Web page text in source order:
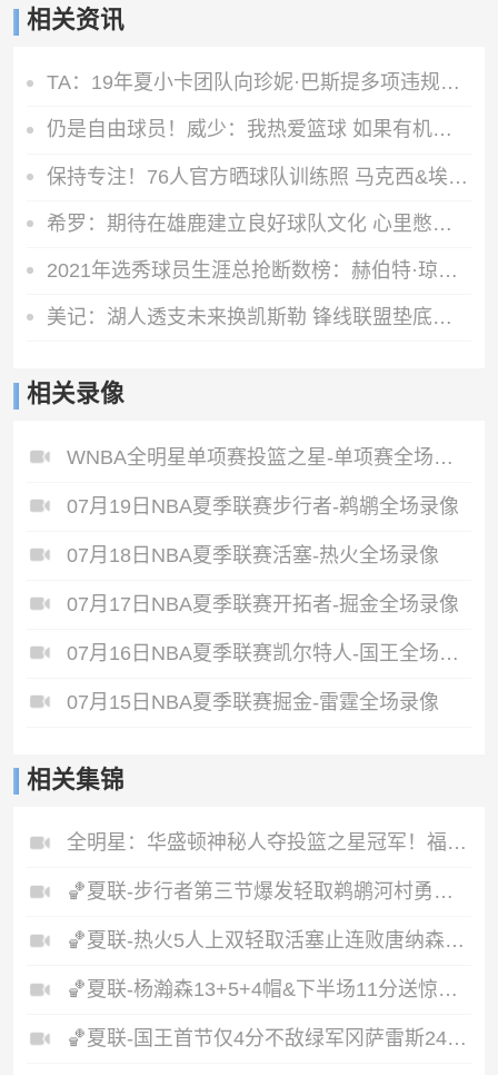
相关资讯
TA：19年夏小卡团队向珍妮·巴斯提多项违规激励要求 但都被拒绝
仍是自由球员！威少：我热爱篮球 如果有机会继续打球我会抓住它
保持专注！76人官方晒球队训练照 马克西&埃奇库姆在列
希罗：期待在雄鹿建立良好球队文化 心里憋着劲去证明自己
2021年选秀球员生涯总抢断数榜：赫伯特·琼斯第一 申京第四
美记：湖人透支未来换凯斯勒 锋线联盟垫底无力补强
相关录像
WNBA全明星单项赛投篮之星-单项赛全场录像
07月19日NBA夏季联赛步行者-鹈鹕全场录像
07月18日NBA夏季联赛活塞-热火全场录像
07月17日NBA夏季联赛开拓者-掘金全场录像
07月16日NBA夏季联赛凯尔特人-国王全场录像
07月15日NBA夏季联赛掘金-雷霆全场录像
相关集锦
全明星：华盛顿神秘人夺投篮之星冠军！福德夺得三分大赛冠军！
🏀夏联-步行者第三节爆发轻取鹈鹕河村勇辉5+5+12斯劳森22分
🏀夏联-热火5人上双轻取活塞止连败唐纳森20+8+10奥科里27分
🏀夏联-杨瀚森13+5+4帽&下半场11分送惊艳妙传开拓者力克掘金
🏀夏联-国王首节仅4分不敌绿军冈萨雷斯24+10+5塞纳克10+12